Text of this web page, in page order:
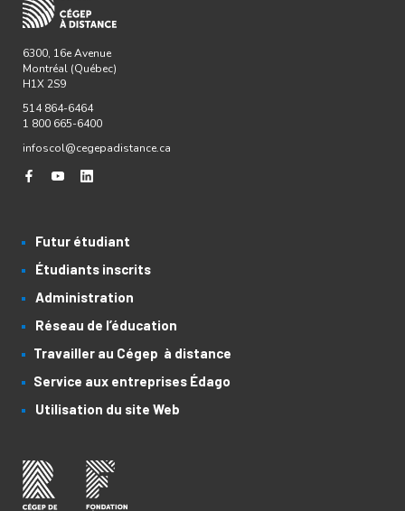
6300, 16e Avenue
Montréal (Québec)
H1X 2S9
514 864-6464
1 800 665-6400
infoscol@cegepadistance.ca
Futur étudiant
Étudiants inscrits
Administration
Réseau de l’éducation
Travailler au Cégep à distance
Service aux entreprises Édago
Utilisation du site Web